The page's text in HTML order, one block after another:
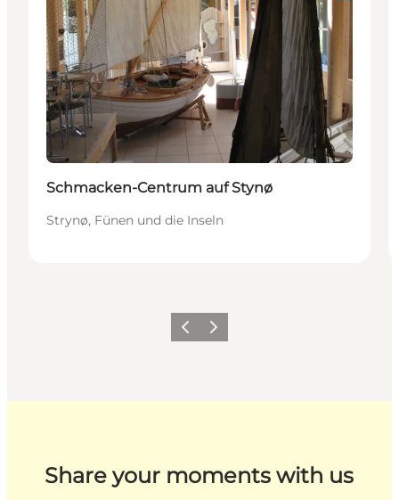
Schmacken-Centrum auf Stynø
Strynø, Fünen und die Inseln
ZurückWeiter
Share your moments with us